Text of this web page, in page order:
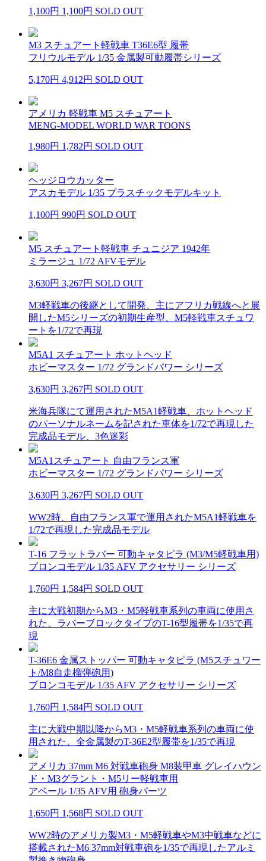
1,100円 1,100円 SOLD OUT
M3 スチュアート軽戦車 T36E6型 履帯
フリウルモデル 1/35 金属製可動履帯シリーズ
5,170円 4,912円 SOLD OUT
アメリカ 軽戦車 M5 スチュアート
MENG-MODEL WORLD WAR TOONS
1,980円 1,782円 SOLD OUT
ヘッジロウカッター
アスカモデル 1/35 プラスチックモデルキット
1,100円 990円 SOLD OUT
M5 スチュアート軽戦車 チュニジア 1942年
ミラージュ 1/72 AFVモデル
3,630円 3,267円 SOLD OUT
M3軽戦車の後継として開発、主にアフリカ戦線へと展
開したM5シリーズの初期生産型、M5軽戦車スチュワ
ートを1/72で再現
M5A1 スチュアート ホットヘッド
ホビーマスター 1/72 グランドパワー シリーズ
3,630円 3,267円 SOLD OUT
米海兵隊にて運用されたM5A1軽戦車、ホットヘッド
のパーソナルネームを記された車体を1/72で再現した
完成品モデル、3色迷彩
M5A1スチュアート 自由フランス軍
ホビーマスター 1/72 グランドパワー シリーズ
3,630円 3,267円 SOLD OUT
WW2時、自由フランス軍で運用されたM5A1軽戦車を
1/72で再現した完成品モデル
T-16 フラットラバー 可動キャタピラ (M3/M5軽戦車用)
ブロンコモデル 1/35 AFV アクセサリー シリーズ
1,760円 1,584円 SOLD OUT
主に大戦初期からM3・M5軽戦車系列の車両に使用さ
れた、ラバーブロックタイプのT-16型履帯を1/35で再
現
T-36E6 金属ストッパー 可動キャタピラ (M5スチュワー
ト/M8自走榴弾砲用)
ブロンコモデル 1/35 AFV アクセサリー シリーズ
1,760円 1,584円 SOLD OUT
主に大戦中期以降からM3・M5軽戦車系列の車両に使
用された、全金属製のT-36E2型履帯を1/35で再現
アメリカ 37mm M6 対戦車砲身 M8装甲車 グレイハウン
ド・M3グラント・M5リー軽戦車用
アベール 1/35 AFV用 砲身パーツ
1,650円 1,568円 SOLD OUT
WW2時のアメリカ製M3・M5軽戦車やM3中戦車などに
搭載されたM6 37mm対戦車砲を1/35で再現したアルミ